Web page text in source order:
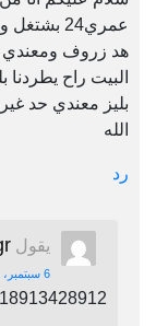
عمري24
هد زروف ومعندي
البيت راح
بليز معندي حد
الله
رد
يقول
6 سبتمبر، 2021 الساعة 5:44 م
00218913428912تعالي